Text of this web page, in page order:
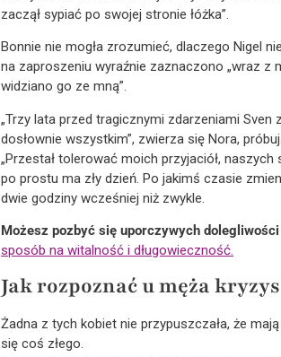
zaczął sypiać po swojej stronie łóżka”.
Bonnie nie mogła zrozumieć, dlaczego Nigel
na zaproszeniu wyraźnie zaznaczono „wraz z
widziano go ze mną”.
„Trzy lata przed tragicznymi zdarzeniami
dosłownie wszystkim”, zwierza się Nora,
„Przestał tolerować moich przyjaciół,
po prostu ma zły dzień. Po jakimś czasie
dwie godziny wcześniej niż zwykle.
Możesz pozbyć się uporczywych
sposób na witalność i długowieczność.
Jak rozpoznać u męża
Żadna z tych kobiet nie przypuszczała, że
się coś złego.